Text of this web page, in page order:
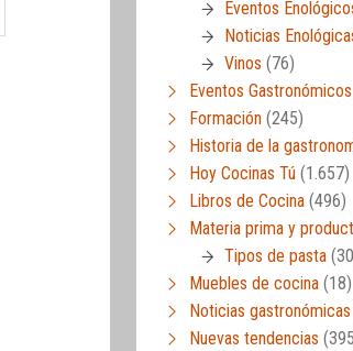
Eventos
Noticias
Vinos (76)
Eventos Gastronómicos
Formación (245)
Historia de la
Hoy Cocinas Tú (1.657)
Libros de Cocina (496)
Materia prima y
Tipos de pasta
Muebles de cocina (18)
Noticias gastronómicas
Nuevas tendencias